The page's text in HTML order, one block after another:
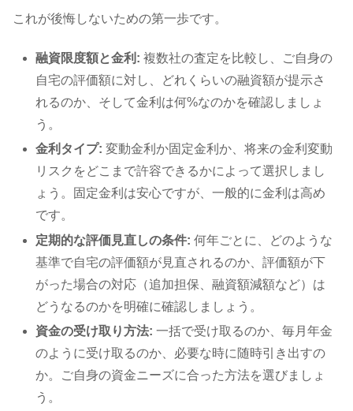
これが後悔しないための第一歩です。
融資限度額と金利: 複数社の査定を比較し、ご自身の
自宅の評価額に対し、どれくらいの融資額が提示さ
れるのか、そして金利は何%なのかを確認しましょ
う。
金利タイプ: 変動金利か固定金利か、将来の金利変動
リスクをどこまで許容できるかによって選択しまし
ょう。固定金利は安心ですが、一般的に金利は高め
です。
定期的な評価見直しの条件: 何年ごとに、どのような
基準で自宅の評価額が見直されるのか、評価額が下
がった場合の対応（追加担保、融資額減額など）は
どうなるのかを明確に確認しましょう。
資金の受け取り方法: 一括で受け取るのか、毎月年金
のように受け取るのか、必要な時に随時引き出すの
か。ご自身の資金ニーズに合った方法を選びましょ
う。